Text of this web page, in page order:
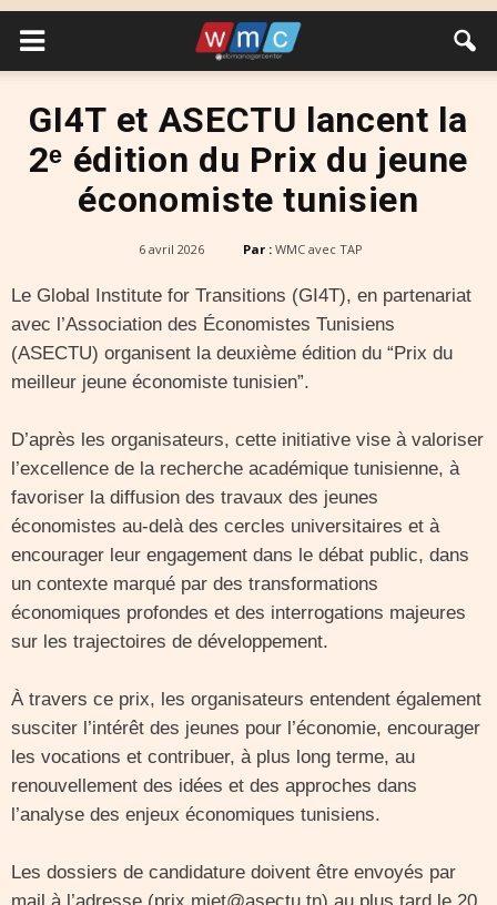
GI4T et ASECTU lancent la
2ᵉ édition du Prix du jeune
économiste tunisien
6 avril 2026 Par : WMC avec TAP
Le Global Institute for Transitions (GI4T), en partenariat
avec l’Association des Économistes Tunisiens
(ASECTU) organisent la deuxième édition du “Prix du
meilleur jeune économiste tunisien”.
D’après les organisateurs, cette initiative vise à valoriser
l’excellence de la recherche académique tunisienne, à
favoriser la diffusion des travaux des jeunes
économistes au-delà des cercles universitaires et à
encourager leur engagement dans le débat public, dans
un contexte marqué par des transformations
économiques profondes et des interrogations majeures
sur les trajectoires de développement.
À travers ce prix, les organisateurs entendent également
susciter l’intérêt des jeunes pour l’économie, encourager
les vocations et contribuer, à plus long terme, au
renouvellement des idées et des approches dans
l’analyse des enjeux économiques tunisiens.
Les dossiers de candidature doivent être envoyés par